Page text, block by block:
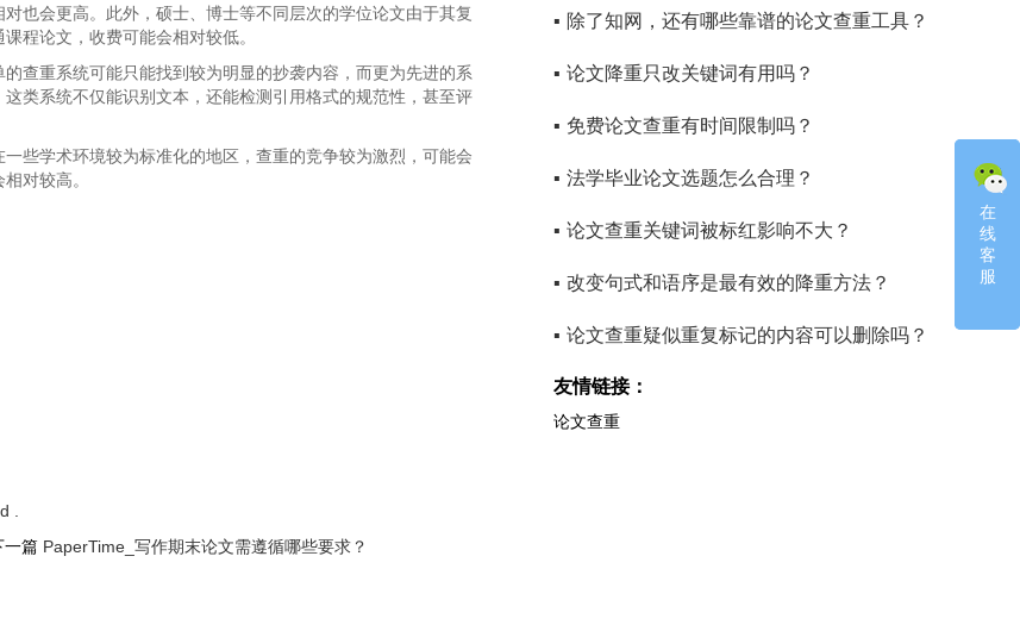
在
线
客
服
也会更高。此外，硕士、博士等不同层次的学位论文由于其复
程论文，收费可能会相对较低。
查重系统可能只能找到较为明显的抄袭内容，而更为先进的系
类系统不仅能识别文本，还能检测引用格式的规范性，甚至评
些学术环境较为标准化的地区，查重的竞争较为激烈，可能会
对较高。
.
一篇 PaperTime_写作期末论文需遵循哪些要求？
▪ 除了知网，还有哪些靠谱的论文查重工具？
▪ 论文降重只改关键词有用吗？
▪ 免费论文查重有时间限制吗？
▪ 法学毕业论文选题怎么合理？
▪ 论文查重关键词被标红影响不大？
▪ 改变句式和语序是最有效的降重方法？
▪ 论文查重疑似重复标记的内容可以删除吗？
友情链接：
论文查重
在
线
客
服